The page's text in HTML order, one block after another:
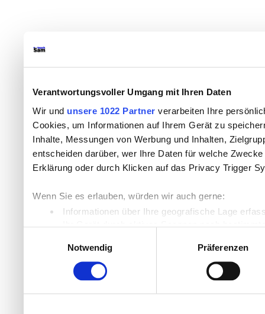
Verantwortungsvoller Umgang mit Ihren Daten
Wir und unsere 1022 Partner verarbeiten Ihre
Cookies, um Informationen auf Ihrem Gerät zu
Inhalte, Messungen von Werbung und Inhalten,
entscheiden darüber, wer Ihre Daten für welche
Erklärung oder durch Klicken auf das Privacy Trigger
Wenn Sie es erlauben, würden wir auch gerne:
Informationen über Ihre geografische Lage
Ihr Gerät durch aktives Scannen nach
Wir verwenden Cookies, um Inhalte und Anzeigen zu
die Zugriffe auf unsere Website zu analysieren.
Notwendig
Präferenzen